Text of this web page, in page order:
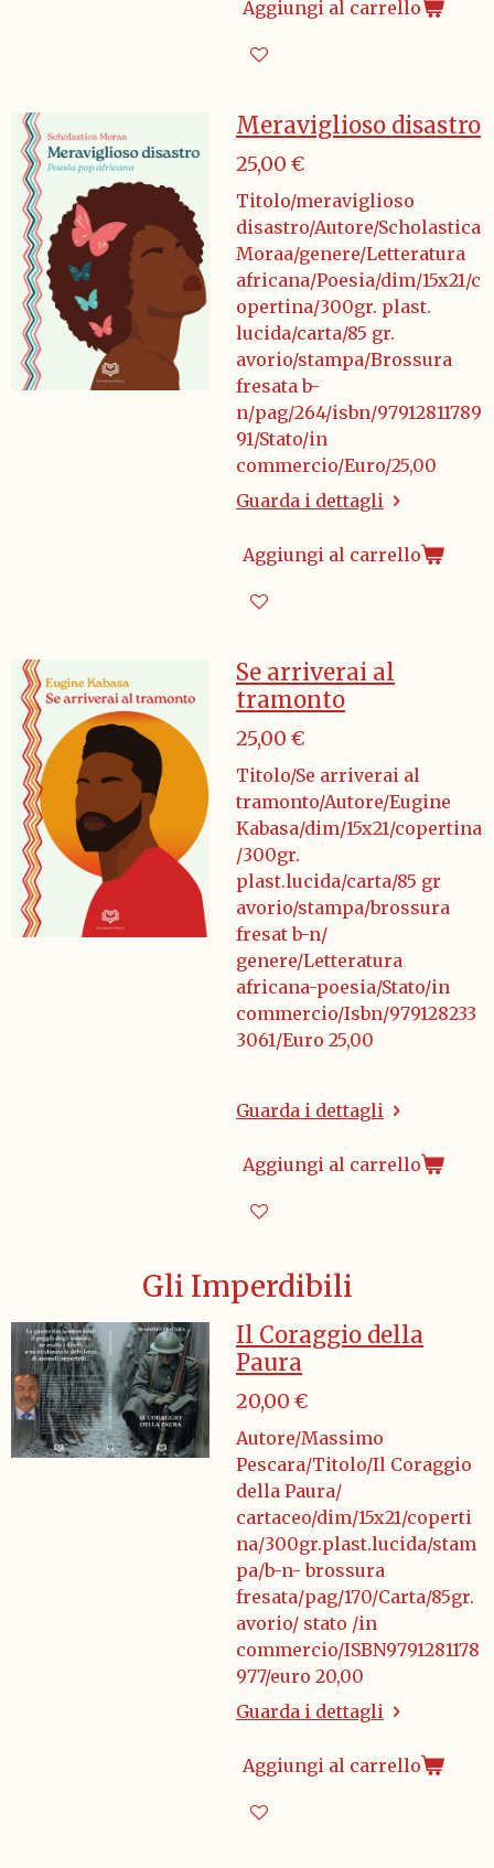
Aggiungi al carrello
Meraviglioso disastro
25,00 €
Titolo/meraviglioso
disastro/Autore/Scholastica
Moraa/genere/Letteratura
africana/Poesia/dim/15x21/c
opertina/300gr. plast.
lucida/carta/85 gr.
avorio/stampa/Brossura
fresata b-
n/pag/264/isbn/97912811789
91/Stato/in
commercio/Euro/25,00
Guarda i dettagli
Aggiungi al carrello
Se arriverai al
tramonto
25,00 €
Titolo/Se arriverai al
tramonto/Autore/Eugine
Kabasa/dim/15x21/copertina
/300gr.
plast.lucida/carta/85 gr
avorio/stampa/brossura
fresat b-n/
genere/Letteratura
africana-poesia/Stato/in
commercio/Isbn/979128233
3061/Euro 25,00
Guarda i dettagli
Aggiungi al carrello
Gli Imperdibili
Il Coraggio della
Paura
20,00 €
Autore/Massimo
Pescara/Titolo/Il Coraggio
della Paura/
cartaceo/dim/15x21/coperti
na/300gr.plast.lucida/stam
pa/b-n- brossura
fresata/pag/170/Carta/85gr.
avorio/ stato /in
commercio/ISBN9791281178
977/euro 20,00
Guarda i dettagli
Aggiungi al carrello